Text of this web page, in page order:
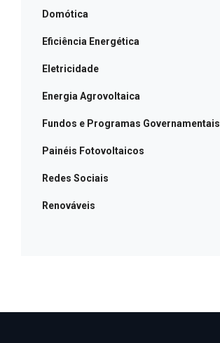
Domótica
Eficiência Energética
Eletricidade
Energia Agrovoltaica
Fundos e Programas Governamentais
Painéis Fotovoltaicos
Redes Sociais
Renováveis